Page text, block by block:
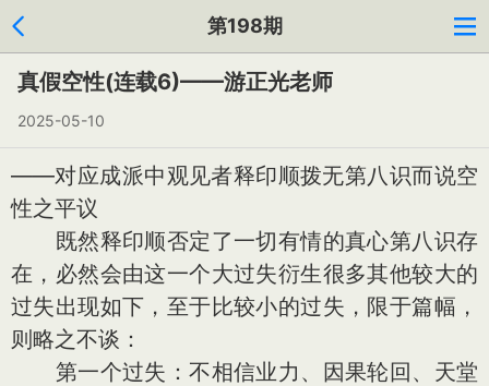
第198期
真假空性(连载6)——游正光老师
2025-05-10
——对应成派中观见者释印顺拨无第八识而说空
性之平议
既然释印顺否定了一切有情的真心第八识存
在，必然会由这一个大过失衍生很多其他较大的
过失出现如下，至于比较小的过失，限于篇幅，
则略之不谈：
第一个过失：不相信业力、因果轮回、天堂